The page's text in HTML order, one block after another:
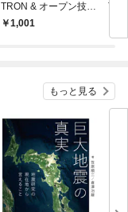
TRON & オープン技術
情報マガジン
1,001
もっと見る